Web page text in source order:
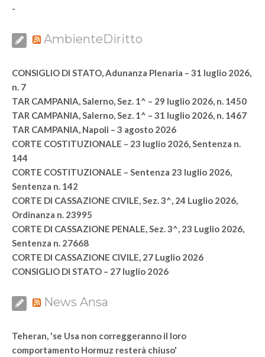
-
AmbienteDiritto
CONSIGLIO DI STATO, Adunanza Plenaria – 31 luglio 2026,
n. 7
TAR CAMPANIA, Salerno, Sez. 1^ – 29 luglio 2026, n. 1450
TAR CAMPANIA, Salerno, Sez. 1^ – 31 luglio 2026, n. 1467
TAR CAMPANIA, Napoli – 3 agosto 2026
CORTE COSTITUZIONALE – 23 luglio 2026, Sentenza n.
144
CORTE COSTITUZIONALE – Sentenza 23 luglio 2026,
Sentenza n. 142
CORTE DI CASSAZIONE CIVILE, Sez. 3^, 24 Luglio 2026,
Ordinanza n. 23995
CORTE DI CASSAZIONE PENALE, Sez. 3^, 23 Luglio 2026,
Sentenza n. 27668
CORTE DI CASSAZIONE CIVILE, 27 Luglio 2026
CONSIGLIO DI STATO – 27 luglio 2026
News Ansa
Teheran, 'se Usa non correggeranno il loro
comportamento Hormuz resterà chiuso'